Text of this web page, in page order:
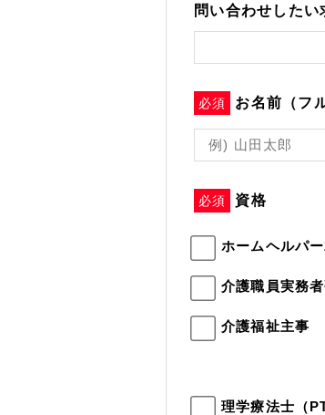
問い合わせしたい
必須 お名前（フ
必須 資格
ホームヘルパ
介護職員実務
介護福祉主事
理学療法士（PT